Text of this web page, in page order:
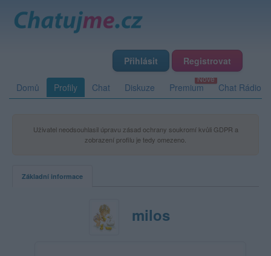
Přihlásit Registrovat
Domů Profily Chat Diskuze Premium Chat Rádio
Uživatel neodsouhlasil úpravu zásad ochrany soukromí kvůli GDPR a
zobrazení profilu je tedy omezeno.
Základní informace
milos